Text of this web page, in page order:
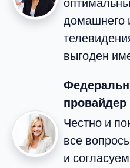
домашнего
выгоден
провайдер
Честно и
все
и